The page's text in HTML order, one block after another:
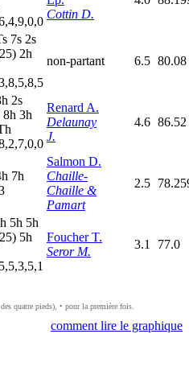
Cottin D.
s 7s 2s
2h
non-partant 6.5 80.08
h 2s
8h 3h
h
Renard A.
Delaunay
J.
4.6 86.52
h 7h
Salmon D.
Chaille-
Chaille &
Pamart
2.5
h 5h 5h
5h
Foucher T.
Seror M.
3.1 77.0
quatre pieds), • pour la première fois.
comment lire le graphique